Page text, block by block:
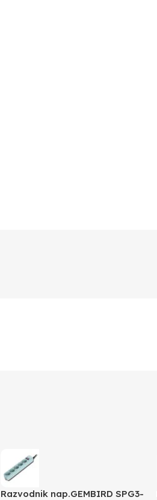
Razvodnik nap.GEMBIRD SPG3-